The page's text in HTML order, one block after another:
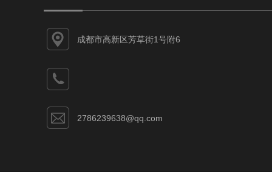
成都市高新区芳草街1号附6
2786239638@qq.com